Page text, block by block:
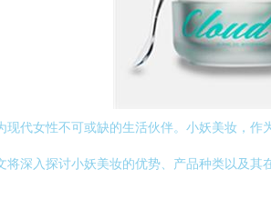
代女性不可或缺的生活伙伴。小妖美妆，
深入探讨小妖美妆的优势、产品种类以及其